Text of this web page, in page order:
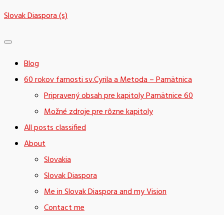
Skip
content
Slovak Diaspora (s)
Blog
60 rokov farnosti sv.Cyrila a Metoda – Pamätnica
Pripravený obsah pre kapitoly Pamätnice 60
Možné zdroje pre rôzne kapitoly
All posts classified
About
Slovakia
Slovak Diaspora
Me in Slovak Diaspora and my Vision
Contact me